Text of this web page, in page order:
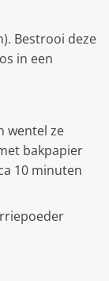
Bestrooi deze
in een
wentel ze
bakpapier
10 minuten